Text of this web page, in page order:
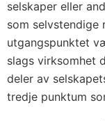
selskaper eller
som selvstendige
utgangspunktet
slags virksomhet
deler av
tredje punktum